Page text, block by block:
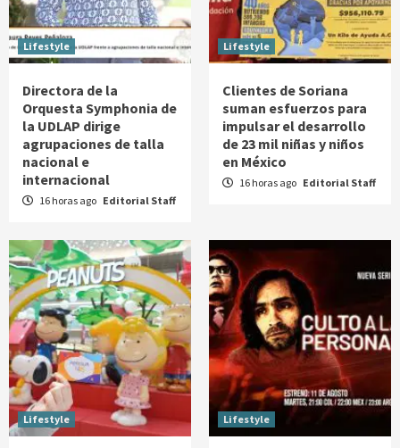
Lifestyle
Directora de la
Orquesta Symphonia de
la UDLAP dirige
agrupaciones de talla
nacional e
internacional
16 horas ago Editorial Staff
Lifestyle
Clientes de Soriana
suman esfuerzos para
impulsar el desarrollo
de 23 mil niñas y niños
en México
16 horas ago Editorial Staff
Lifestyle Lifestyle